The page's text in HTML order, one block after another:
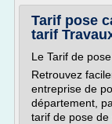
Tarif pose
tarif
Le Tarif de
Retrouvez
entreprise de
département,
tarif de pose